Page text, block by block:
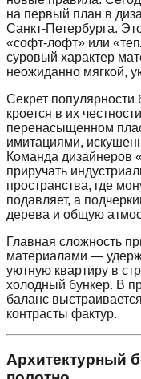
на первый план в
Санкт-Петербурга.
«софт-лофт» или
суровый характер
неожиданно мягкой,
Секрет популярности
кроется в их
перенасыщенном
имитациями,
Команда дизайнеров
приручать
пространства, где
подавляет, а
дерева и общую
Главная сложность
материалами —
уютную квартиру в
холодный бункер. В
баланс
контрасты фактур.
Архитектурный